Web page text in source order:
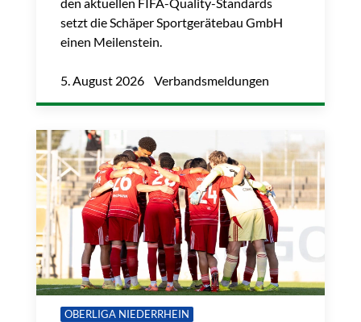
setzt die Schäper Sportgerätebau GmbH
einen Meilenstein.
5. August 2026 Verbandsmeldungen
OBERLIGA NIEDERRHEIN